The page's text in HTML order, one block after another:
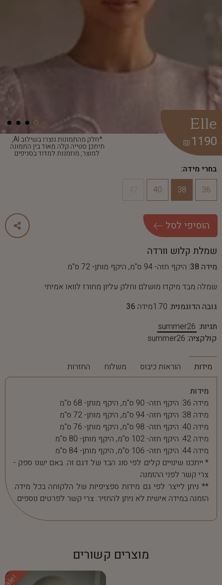
*חלק מהתמונות נוצרו בשילוב AI,
תיתכן סטייה קלה מאוד בין התמונה
למוצר, מוזמנות למדוד בסניפים
Elle
1190
₪
בחרי מידה:
36
38
40
הוסיפי לסל
שמלת קלוש וורדה
מידה 38:
היקף חזה- 94 ס"מ, היקף מותן- 72 ס"מ
שמלה מבד מיקדו מושלם וחלק עליון מחורז לוואו אמיתי
גובה הדוגמנית: 1.70מידה
36
תגיות: summer26
קולקציה: summer26
מידות הוראות כיבוס משלוח החזרות
מידות
מידה 36: היקף חזה- 90 ס"מ, היקף מותן- 68 ס"מ
מידה 38: היקף חזה- 94 ס"מ, היקף מותן- 72 ס"מ
מידה 40: היקף חזה- 98 ס"מ, היקף מותן- 76 ס"מ
מידה 42: היקף חזה- 102 ס"מ, היקף מותן- 80 ס"מ
מידה 44: היקף חזה- 106 ס"מ, היקף מותן- 84 ס"מ
* ייתכנו שינויים קלים לפי סוג הבד של דגם זה. באם ישנו ספק -
צרי קשר לפני ההזמנה.
** ניתן לייצר לפי גם מידות ספציפיות של הלקוחה בכל מידה.
הזמנה במידה אישית לא ניתן להחזיר. צרי קשר לפרטים נוספים.
מוצרים קשורים